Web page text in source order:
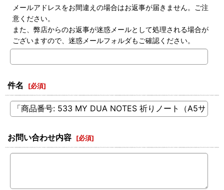
メールアドレスをお間違えの場合はお返事が届きません。ご注
意ください。
また、弊店からのお返事が迷惑メールとして処理される場合が
ございますので、迷惑メールフォルダもご確認ください。
件名 [必須]
お問い合わせ内容 [必須]